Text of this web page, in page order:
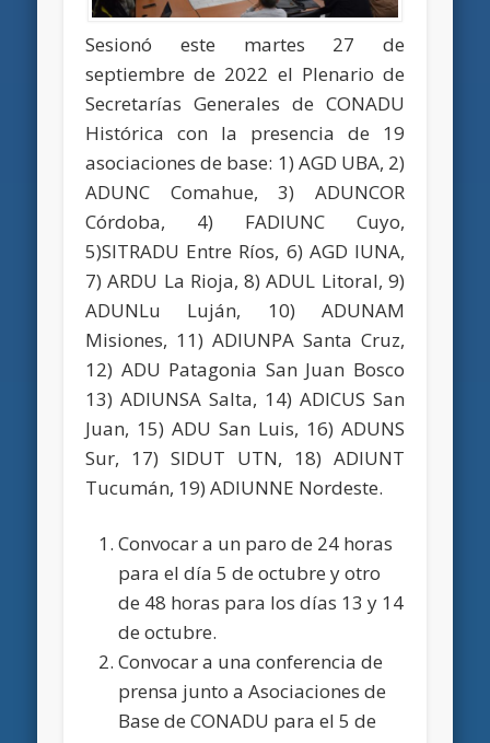
Sesionó este martes 27 de
septiembre de 2022 el Plenario de
Secretarías Generales de CONADU
Histórica con la presencia de 19
asociaciones de base: 1) AGD UBA, 2)
ADUNC Comahue, 3) ADUNCOR
Córdoba, 4) FADIUNC Cuyo,
5)SITRADU Entre Ríos, 6) AGD IUNA,
7) ARDU La Rioja, 8) ADUL Litoral, 9)
ADUNLu Luján, 10) ADUNAM
Misiones, 11) ADIUNPA Santa Cruz,
12) ADU Patagonia San Juan Bosco
13) ADIUNSA Salta, 14) ADICUS San
Juan, 15) ADU San Luis, 16) ADUNS
Sur, 17) SIDUT UTN, 18) ADIUNT
Tucumán, 19) ADIUNNE Nordeste.
Convocar a un paro de 24 horas
para el día 5 de octubre y otro
de 48 horas para los días 13 y 14
de octubre.
Convocar a una conferencia de
prensa junto a Asociaciones de
Base de CONADU para el 5 de